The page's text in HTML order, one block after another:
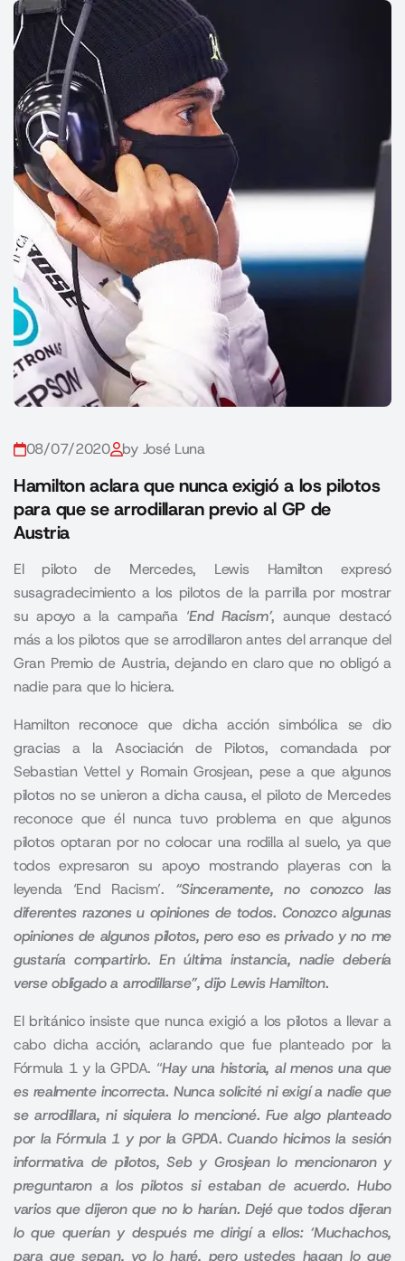
08/07/2020 by José Luna
Hamilton aclara que nunca exigió a los pilotos
para que se arrodillaran previo al GP de
Austria
El piloto de Mercedes, Lewis Hamilton expresó
susagradecimiento a los pilotos de la parrilla por mostrar
su apoyo a la campaña ‘End Racism’, aunque destacó
más a los pilotos que se arrodillaron antes del arranque del
Gran Premio de Austria, dejando en claro que no obligó a
nadie para que lo hiciera.
Hamilton reconoce que dicha acción simbólica se dio
gracias a la Asociación de Pilotos, comandada por
Sebastian Vettel y Romain Grosjean, pese a que algunos
pilotos no se unieron a dicha causa, el piloto de Mercedes
reconoce que él nunca tuvo problema en que algunos
pilotos optaran por no colocar una rodilla al suelo, ya que
todos expresaron su apoyo mostrando playeras con la
leyenda ‘End Racism’. “Sinceramente, no conozco las
diferentes razones u opiniones de todos. Conozco algunas
opiniones de algunos pilotos, pero eso es privado y no me
gustaría compartirlo. En última instancia, nadie debería
verse obligado a arrodillarse”, dijo Lewis Hamilton.
El británico insiste que nunca exigió a los pilotos a llevar a
cabo dicha acción, aclarando que fue planteado por la
Fórmula 1 y la GPDA. “Hay una historia, al menos una que
es realmente incorrecta. Nunca solicité ni exigí a nadie que
se arrodillara, ni siquiera lo mencioné. Fue algo planteado
por la Fórmula 1 y por la GPDA. Cuando hicimos la sesión
informativa de pilotos, Seb y Grosjean lo mencionaron y
preguntaron a los pilotos si estaban de acuerdo. Hubo
varios que dijeron que no lo harían. Dejé que todos dijeran
lo que querían y después me dirigí a ellos: ‘Muchachos,
para que sepan, yo lo haré, pero ustedes hagan lo que